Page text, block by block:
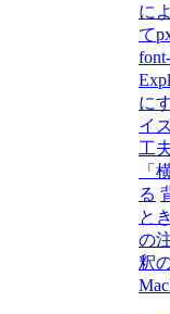
に
て
に
イ
工
「
る
とき
の
釈